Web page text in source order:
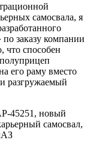
самосвала, я
заказу компании
способен
его раму вместо
разгружаемый